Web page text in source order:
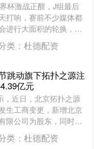
杯激战正酣，J组最后
打响，赛前不少媒体都
进行大面积的轮换，以
能有不错的竞技状态。
前发布....
类： 杜德配资
跳动旗下拓扑之源注
亿元
，近日，北京拓扑之源
生工商变更，新增北京
限公司为股东，同时，
亿元增至44.39亿
类： 杜德配资